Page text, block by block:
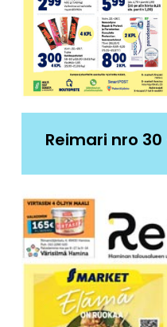
Reimari nro 30